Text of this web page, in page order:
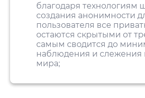
благодаря технологиям
создания анонимности
пользователя все
остаются скрытыми от
самым сводится до
наблюдения и слежения
мира;